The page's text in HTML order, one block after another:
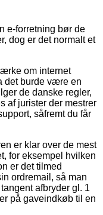
e-forretning bør de
dog er det normalt et
om internet
det burde være en
de danske regler,
af jurister der mestrer
såfremt du får
er klar over de mest
for eksempel hvilken
er det tilmed
ordremail, så man
afbryder gl. 1
på gaveindkøb til en